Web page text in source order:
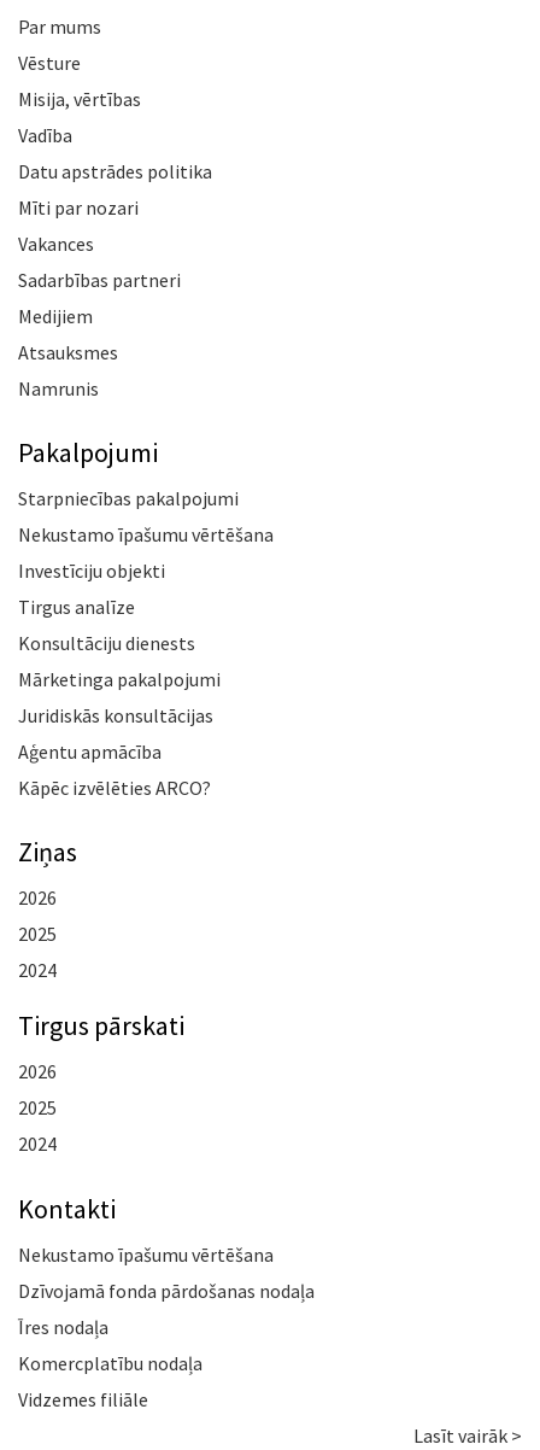
Par mums
Vēsture
Misija, vērtības
Vadība
Datu apstrādes politika
Mīti par nozari
Vakances
Sadarbības partneri
Medijiem
Atsauksmes
Namrunis
Pakalpojumi
Starpniecības pakalpojumi
Nekustamo īpašumu vērtēšana
Investīciju objekti
Tirgus analīze
Konsultāciju dienests
Mārketinga pakalpojumi
Juridiskās konsultācijas
Aģentu apmācība
Kāpēc izvēlēties ARCO?
Ziņas
2026
2025
2024
Tirgus pārskati
2026
2025
2024
Kontakti
Nekustamo īpašumu vērtēšana
Dzīvojamā fonda pārdošanas nodaļa
Īres nodaļa
Komercplatību nodaļa
Vidzemes filiāle
Lasīt vairāk >